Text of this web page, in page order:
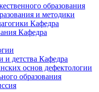
образования
и методики
Кафедра
Кафедра
и детства Кафедра
основ дефектологии
образования